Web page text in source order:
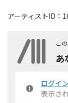
アーティストID：
こ
あ
ログイン
表示さ